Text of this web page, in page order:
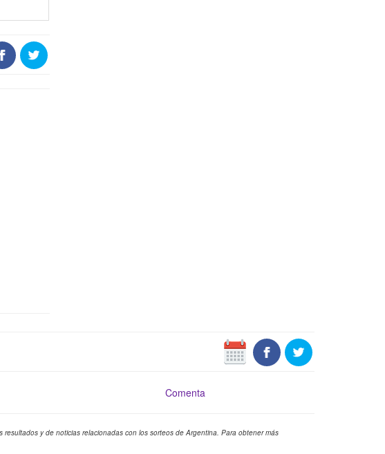
Comenta
y de noticias relacionadas con los sorteos de Argentina. Para obtener más